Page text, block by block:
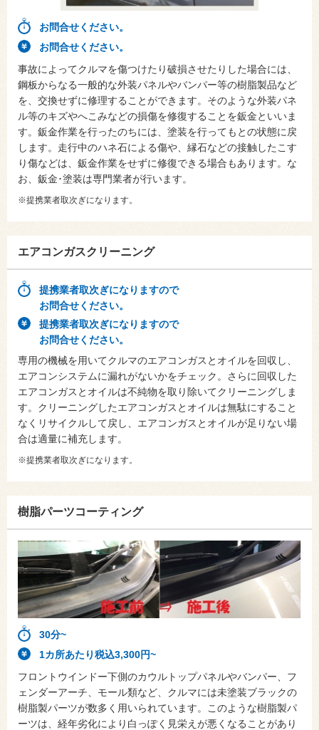
お問合せください。
お問合せください。
事故によってクルマを傷つけたり破損させたりした場合には、
鋼板からなる一般的な外装パネルやバンパー等の樹脂製品など
を、交換せずに修理することができます。そのような外装パネ
ル等のキズやへこみなどの損傷を修復することを鈑金といいま
す。鈑金作業を行ったのちには、塗装を行ってもとの状態に戻
します。走行中のハネ石による傷や、縁石などの接触したこす
り傷などは、鈑金作業をせずに修復できる場合もあります。な
お、鈑金･塗装は専門業者が行います。
※提携業者取次ぎになります。
エアコンガスクリーニング
提携業者取次ぎになりますので
お問合せください。
提携業者取次ぎになりますので
お問合せください。
専用の機械を用いてクルマのエアコンガスとオイルを回収し、
エアコンシステムに漏れがないかをチェック。さらに回収した
エアコンガスとオイルは不純物を取り除いてクリーニングしま
す。クリーニングしたエアコンガスとオイルは無駄にすること
なくリサイクルして戻し、エアコンガスとオイルが足りない場
合は適量に補充します。
※提携業者取次ぎになります。
樹脂パーツコーティング
30分~
1カ所あたり税込3,300円~
フロントウインドー下側のカウルトップパネルやバンパー、フ
ェンダーアーチ、モール類など、クルマには未塗装ブラックの
樹脂製パーツが数多く用いられています。このような樹脂製パ
ーツは、経年劣化により白っぽく見栄えが悪くなることがあり